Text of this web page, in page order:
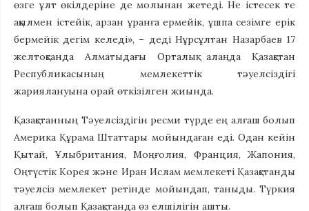
өзге ұлт өкілдеріне де молынан жетеді. Не істесек те
ақылмен істейік, арзан ұранға ермейік, ұшпа сезімге ерік
бермейік дегім келеді», – деді Нұрсұлтан Назарбаев 17
желтоқсанда Алматыдағы Орталық алаңда Қазақстан
Республикасының мемлекеттік тәуелсіздігі
жариялануына орай өткізілген жиында.
Қазақстанның Тәуелсіздігін ресми түрде ең алғаш болып
Америка Құрама Штаттары мойындаған еді. Одан кейін
Қытай, Ұлыбритания, Моңғолия, Франция, Жапония,
Оңтүстік Корея және Иран Ислам мемлекеті Қазақстанды
тәуелсіз мемлекет ретінде мойындап, таныды. Түркия
алғаш болып Қазақстанда өз елшілігін ашты.